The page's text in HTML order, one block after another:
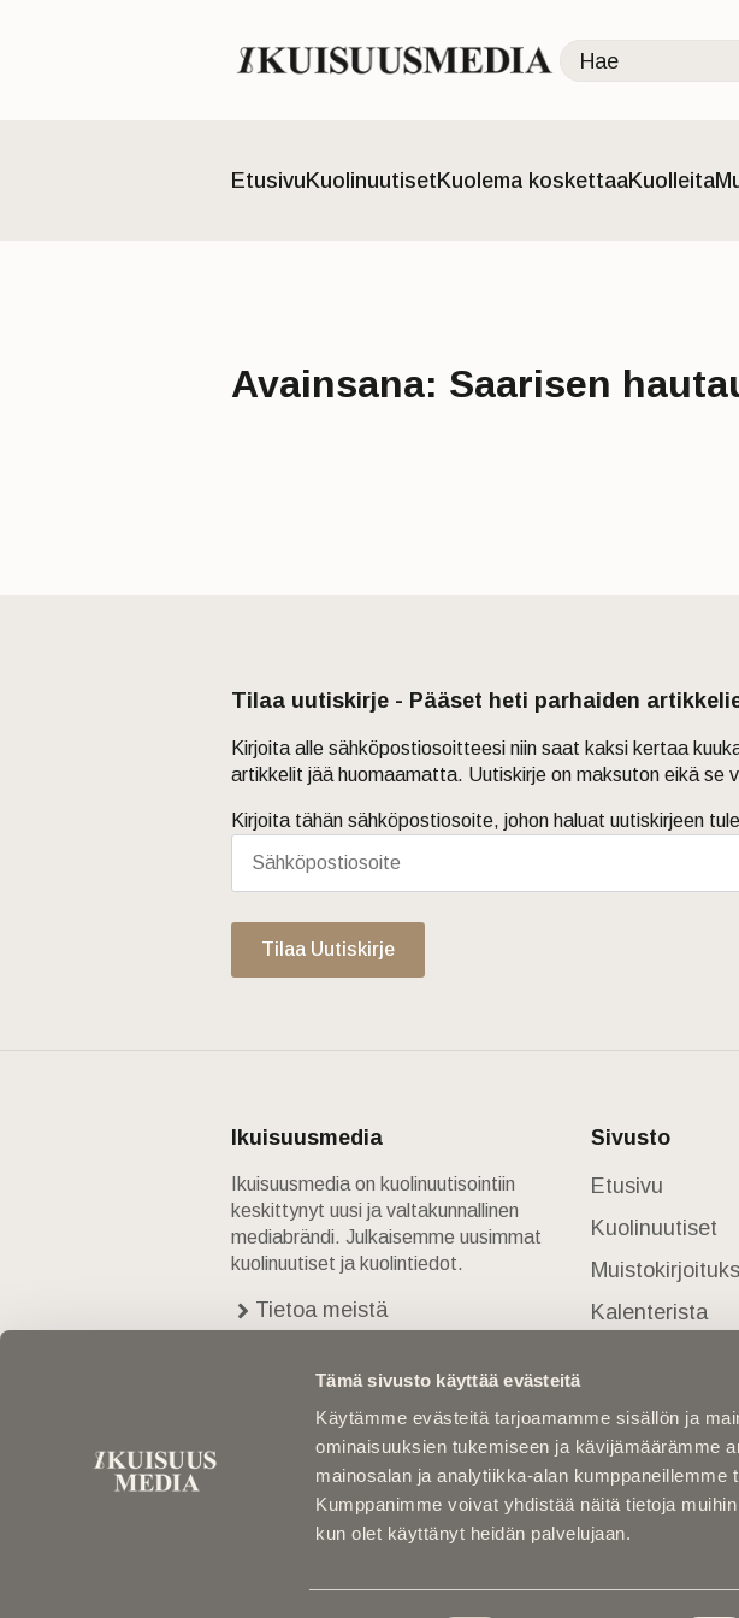
Tämä sivusto käyttää evästeitä
Käytämme evästeitä tarjoamamme sisällön ja
ominaisuuksien tukemiseen ja kävijämäärämme
mainosalan ja analytiikka-alan
Kumppanimme voivat yhdistää näitä tietoja
kun olet käyttänyt heidän palvelujaan.
Etusivu KuolinuutisetKuolema koskettaaKuolleita
Avainsana: Saarisen
Tilaa uutiskirje - Pääset heti parhaiden
Kirjoita alle sähköpostiosoitteesi niin saat kaksi kertaa
artikkelit jää huomaamatta. Uutiskirje on maksuton eikä se
Kirjoita tähän sähköpostiosoite, johon haluat uutiskirjeen
Tilaa Uutiskirje
Ikuisuusmedia
Ikuisuusmedia on kuolinuutisointiin
keskittynyt uusi ja valtakunnallinen
mediabrändi. Julkaisemme uusimmat
kuolinuutiset ja kuolintiedot.
Tietoa meistä
Yhteystiedot
Sivusto
Etusivu
Kuolinuutiset
Kalenterista
Kuolleita